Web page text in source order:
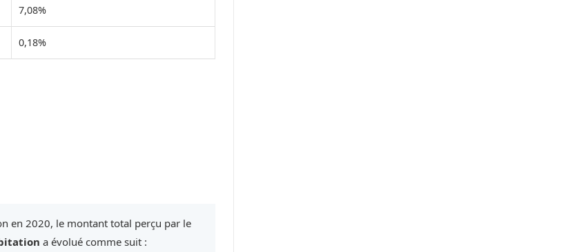
7,08%
0,18%
en 2020, le montant total perçu par le
a évolué comme suit :